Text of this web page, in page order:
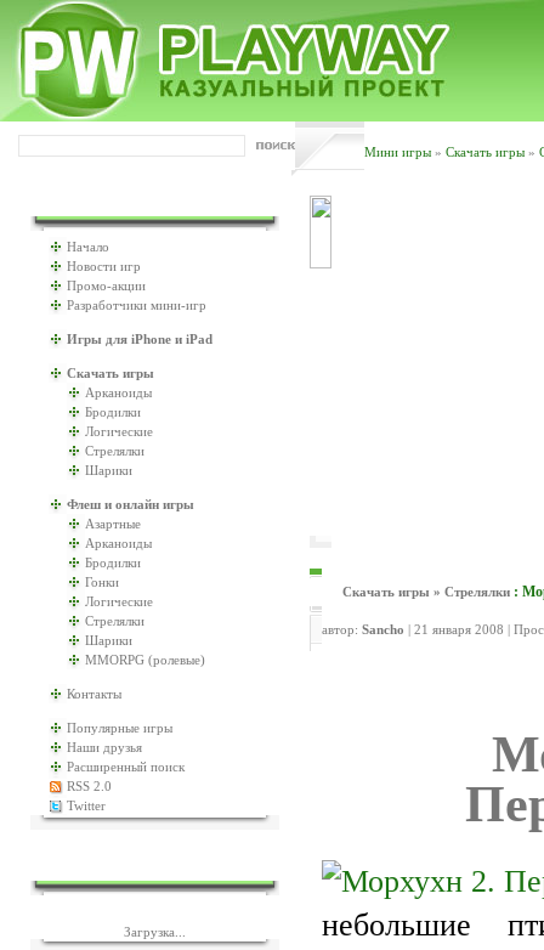
Мини игры » Скачать игры »
Начало
Новости игр
Промо-акции
Разработчики мини-игр
Игры для iPhone и iPad
Скачать игры
Арканоиды
Бродилки
Логические
Стрелялки
Шарики
Флеш и онлайн игры
Азартные
Арканоиды
Бродилки
Гонки
Логические
Стрелялки
Шарики
MMORPG (ролевые)
Контакты
Популярные игры
Наши друзья
Расширенный поиск
RSS 2.0
Twitter
Загрузка...
Скачать игры » Стрелялки :
автор: Sancho | 21 января 2008 |
небольшие